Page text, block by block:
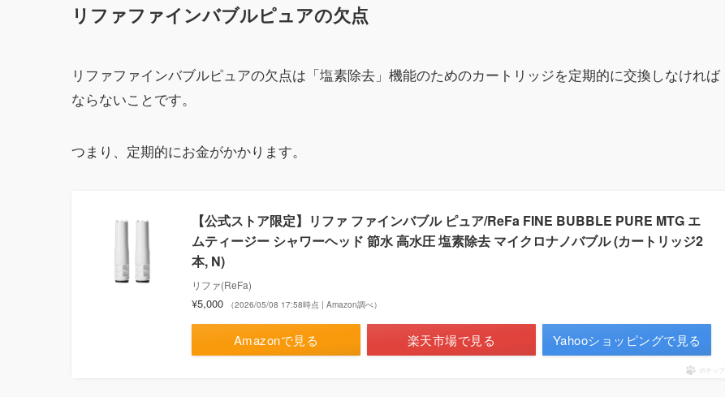
リファファインバブルピュアの欠点
リファファインバブルピュアの欠点は「塩素除去」機能のためのカートリッジを定期的に交換しなければ
ならないことです。
つまり、定期的にお金がかかります。
【公式ストア限定】リファ ファインバブル ピュア/ReFa FINE BUBBLE PURE MTG エ
ムティージー シャワーヘッド 節水 高水圧 塩素除去 マイクロナノバブル (カートリッジ2
本, N)
リファ(ReFa)
¥5,000 （2026/05/08 17:58時点 | Amazon調べ）
Amazonで見る 楽天市場で見る Yahooショッピングで見る
ポチップ